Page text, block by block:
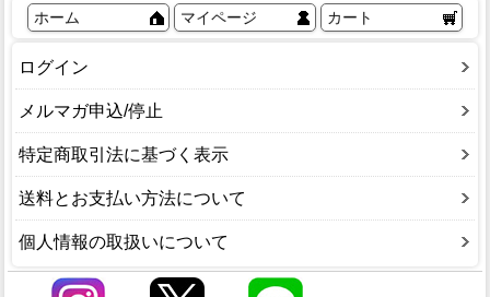
ホーム マイページ カート
ログイン
メルマガ申込/停止
特定商取引法に基づく表示
送料とお支払い方法について
個人情報の取扱いについて